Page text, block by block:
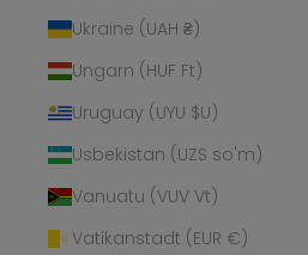
Ukraine (UAH ₴)
Ungarn (HUF Ft)
Uruguay (UYU $U)
Usbekistan (UZS so'm)
Vanuatu (VUV Vt)
Vatikanstadt (EUR €)